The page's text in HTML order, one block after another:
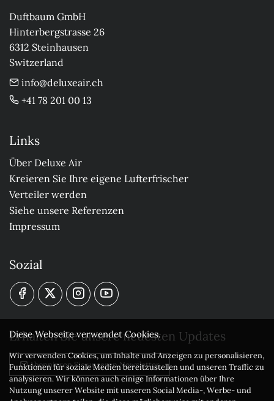
Duftbaum GmbH
Hinterbergstrasse 26
6312 Steinhausen
Switzerland
info@deluxeair.ch
+41 78 201 00 13
Links
Über Deluxe Air
Kreieren Sie Ihre eigene Lufterfrischer
Verteiler werden
Siehe unsere Referenzen
Impressum
Sozial
Erhalten Sie unsere neuesten Updates
Abonnieren Sie unseren Newsletter
Diese Webseite verwendet Cookies.
Wir verwenden Cookies, um Inhalte und Anzeigen zu personalisieren,
Funktionen für soziale Medien bereitzustellen und unseren Traffic zu
analysieren. Wir können auch einige Informationen über Ihre
Nutzung unserer Website mit unseren Social Media-, Werbe- und